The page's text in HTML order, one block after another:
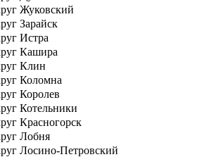
Жуковский
Зарайск
Истра
Кашира
Клин
Коломна
Королев
Котельники
Красногорск
Лобня
Лосино-Петровский